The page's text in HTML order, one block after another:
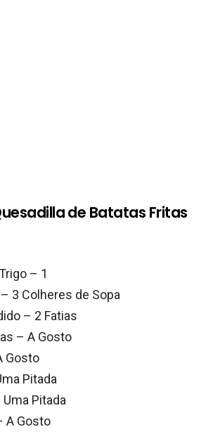
de Batatas Fritas
– 1
3 Colheres de Sopa
– 2 Fatias
– A Gosto
Gosto
Pitada
Pitada
A Gosto